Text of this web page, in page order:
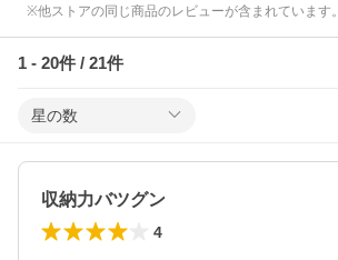
※他ストアの同じ商品のレビューが含まれています。
1 - 20件 / 21件
星の数
収納力バツグン
4